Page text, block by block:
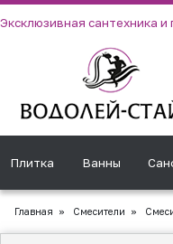
Эксклюзивная сантехника и
Плитка Ванны
Главная » Смесители »